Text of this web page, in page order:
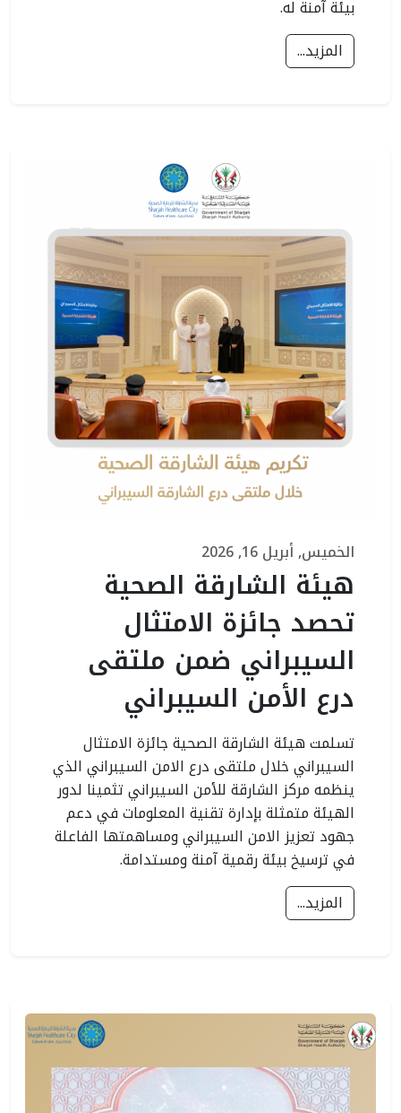
بيئة آمنة له.
المزيد...
الخميس, أبريل 16, 2026
هيئة الشارقة الصحية
تحصد جائزة الامتثال
السيبراني ضمن ملتقى
درع الأمن السيبراني
تسلمت هيئة الشارقة الصحية جائزة الامتثال
السيبراني خلال ملتقى درع الامن السيبراني الذي
ينظمه مركز الشارقة للأمن السيبراني تثمينا لدور
الهيئة متمثلة بإدارة تقنية المعلومات في دعم
جهود تعزيز الامن السيبراني ومساهمتها الفاعلة
في ترسيخ بيئة رقمية آمنة ومستدامة.
المزيد...